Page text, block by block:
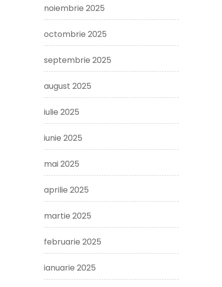
noiembrie 2025
octombrie 2025
septembrie 2025
august 2025
iulie 2025
iunie 2025
mai 2025
aprilie 2025
martie 2025
februarie 2025
ianuarie 2025